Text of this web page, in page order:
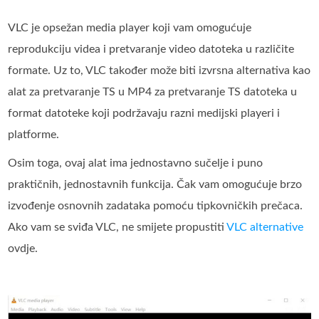
VLC je opsežan media player koji vam omogućuje
reprodukciju videa i pretvaranje video datoteka u različite
formate. Uz to, VLC također može biti izvrsna alternativa kao
alat za pretvaranje TS u MP4 za pretvaranje TS datoteka u
format datoteke koji podržavaju razni medijski playeri i
platforme.
Osim toga, ovaj alat ima jednostavno sučelje i puno
praktičnih, jednostavnih funkcija. Čak vam omogućuje brzo
izvođenje osnovnih zadataka pomoću tipkovničkih prečaca.
Ako vam se sviđa VLC, ne smijete propustitiVLC alternative
ovdje.